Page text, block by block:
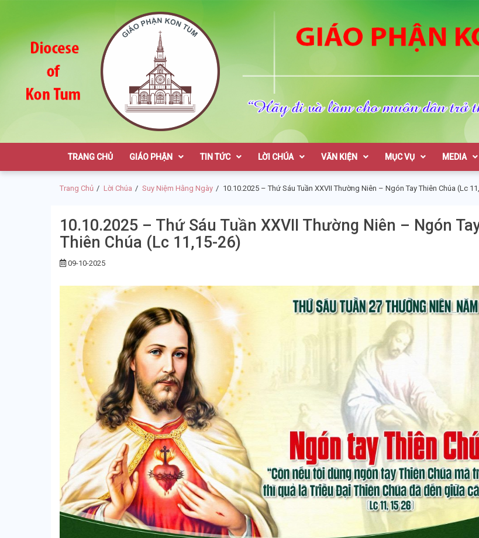
Giáo Phận Kon Tum
TRANG CHỦ GIÁO PHẬN TIN TỨC LỜI CHÚA VĂN KIỆN MỤC VỤ MEDIA
Trang Chủ Lời Chúa Suy Niệm Hằng Ngày 10.10.2025 – Thứ Sáu Tuần XXVII Thường Niên – Ngón Tay Thiên Chúa (Lc
10.10.2025 – Thứ Sáu Tuần XXVII Thường Niên – Ngón
Thiên Chúa (Lc 11,15-26)
09-10-2025